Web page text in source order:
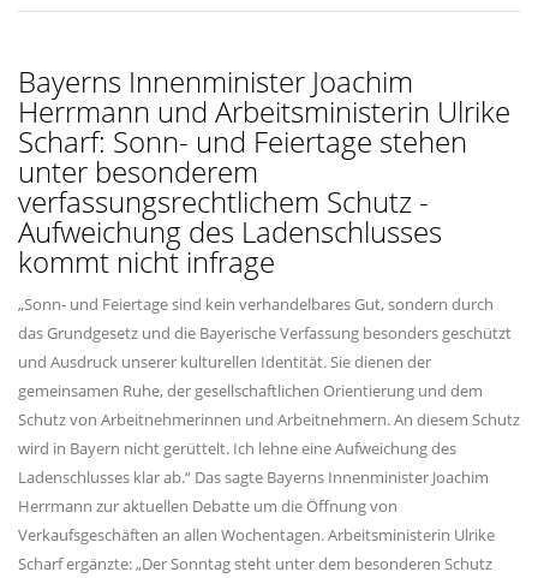
Bayerns Innenminister Joachim
Herrmann und Arbeitsministerin Ulrike
Scharf: Sonn- und Feiertage stehen
unter besonderem
verfassungsrechtlichem Schutz -
Aufweichung des Ladenschlusses
kommt nicht infrage
Sonn- und Feiertage sind kein verhandelbares Gut, sondern durch
das Grundgesetz und die Bayerische Verfassung besonders geschützt
und Ausdruck unserer kulturellen Identität. Sie dienen der
gemeinsamen Ruhe, der gesellschaftlichen Orientierung und dem
Schutz von Arbeitnehmerinnen und Arbeitnehmern. An diesem Schutz
wird in Bayern nicht gerüttelt. Ich lehne eine Aufweichung des
Ladenschlusses klar ab.“ Das sagte Bayerns Innenminister Joachim
Herrmann zur aktuellen Debatte um die Öffnung von
Verkaufsgeschäften an allen Wochentagen. Arbeitsministerin Ulrike
Scharf ergänzte: „Der Sonntag steht unter dem besonderen Schutz